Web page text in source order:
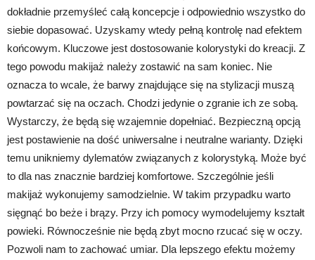
dokładnie przemyśleć całą koncepcje i odpowiednio wszystko do
siebie dopasować. Uzyskamy wtedy pełną kontrolę nad efektem
końcowym. Kluczowe jest dostosowanie kolorystyki do kreacji. Z
tego powodu makijaż należy zostawić na sam koniec. Nie
oznacza to wcale, że barwy znajdujące się na stylizacji muszą
powtarzać się na oczach. Chodzi jedynie o zgranie ich ze sobą.
Wystarczy, że będą się wzajemnie dopełniać. Bezpieczną opcją
jest postawienie na dość uniwersalne i neutralne warianty. Dzięki
temu unikniemy dylematów związanych z kolorystyką. Może być
to dla nas znacznie bardziej komfortowe. Szczególnie jeśli
makijaż wykonujemy samodzielnie. W takim przypadku warto
sięgnąć bo beże i brązy. Przy ich pomocy wymodelujemy kształt
powieki. Równocześnie nie będą zbyt mocno rzucać się w oczy.
Pozwoli nam to zachować umiar. Dla lepszego efektu możemy